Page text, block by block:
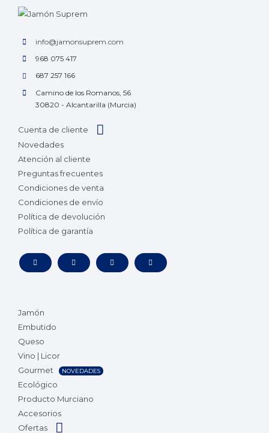
info@jamonsuprem.com
968 075 417
687 257 166
Camino de los Romanos, 56
30820 - Alcantarilla (Murcia)
Cuenta de cliente
Novedades
Atención al cliente
Preguntas frecuentes
Condiciones de venta
Condiciones de envío
Política de devolución
Política de garantía
Jamón
Embutido
Queso
Vino | Licor
Gourmet
NOVEDADES
Ecológico
Producto Murciano
Accesorios
Ofertas